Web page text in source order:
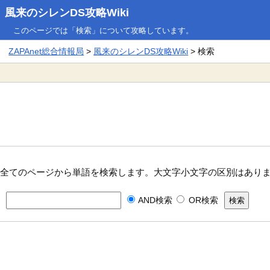
風来のシレンDS攻略Wiki
このページでは「検索」について攻略しています。
ZAPAnet総合情報局 > 風来のシレンDS攻略Wiki > 検索
全てのページから単語を検索します。大文字小文字の区別はあり
AND検索 OR検索